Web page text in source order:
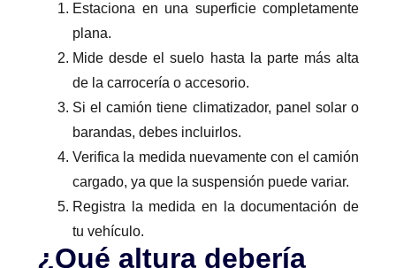
Estaciona en una superficie completamente
plana.
Mide desde el suelo hasta la parte más alta
de la carrocería o accesorio.
Si el camión tiene climatizador, panel solar o
barandas, debes incluirlos.
Verifica la medida nuevamente con el camión
cargado, ya que la suspensión puede variar.
Registra la medida en la documentación de
tu vehículo.
¿Qué altura debería